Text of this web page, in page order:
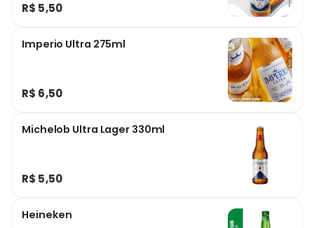
R$ 5,50
Imperio Ultra 275ml
R$ 6,50
Michelob Ultra Lager 330ml
R$ 5,50
Heineken